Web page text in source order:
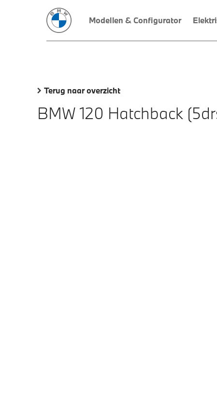
Modellen & Configurator
Terug naar overzicht
BMW 120 Hatchback